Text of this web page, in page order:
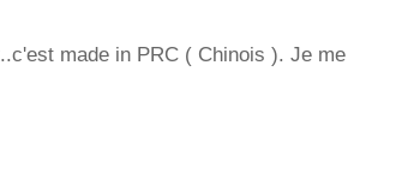
made in PRC ( Chinois ). Je me